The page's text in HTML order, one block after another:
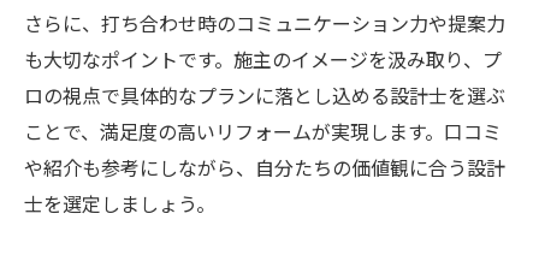
さらに、打ち合わせ時のコミュニケーション力や提案力
も大切なポイントです。施主のイメージを汲み取り、プ
ロの視点で具体的なプランに落とし込める設計士を選ぶ
ことで、満足度の高いリフォームが実現します。口コミ
や紹介も参考にしながら、自分たちの価値観に合う設計
士を選定しましょう。